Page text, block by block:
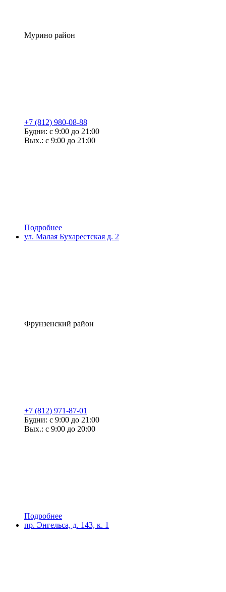
Мурино район
+7 (812) 980-08-88
Будни: с 9:00 до 21:00
Вых.: с 9:00 до 21:00
Подробнее
ул. Малая Бухарестская д. 2
Фрунзенский район
+7 (812) 971-87-01
Будни: с 9:00 до 21:00
Вых.: с 9:00 до 20:00
Подробнее
пр. Энгельса, д. 143, к. 1